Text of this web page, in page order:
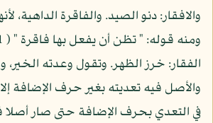
والافقار: دنو الصيد. والفاقرة الداهية،
الفقار: خرز الظهر. وتقول وعدته الخير،
والأصل فيه تعديته بغير حرف الإضافة
في التعدي بحرف الإضافة حتى صار أصلا